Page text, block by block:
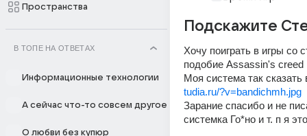
Пространства
В ТОПЕ НА ОТВЕТАХ
Информационные технологии
А сейчас что-то совсем другое
О любви без купюр
Подскажите
Хочу поиграть в игры со
подобие Assassin's
Моя система так сказать
tudia.ru/?v=bandichmh.jpg
Зарание спасибо и не
системка Го*но и т. п я